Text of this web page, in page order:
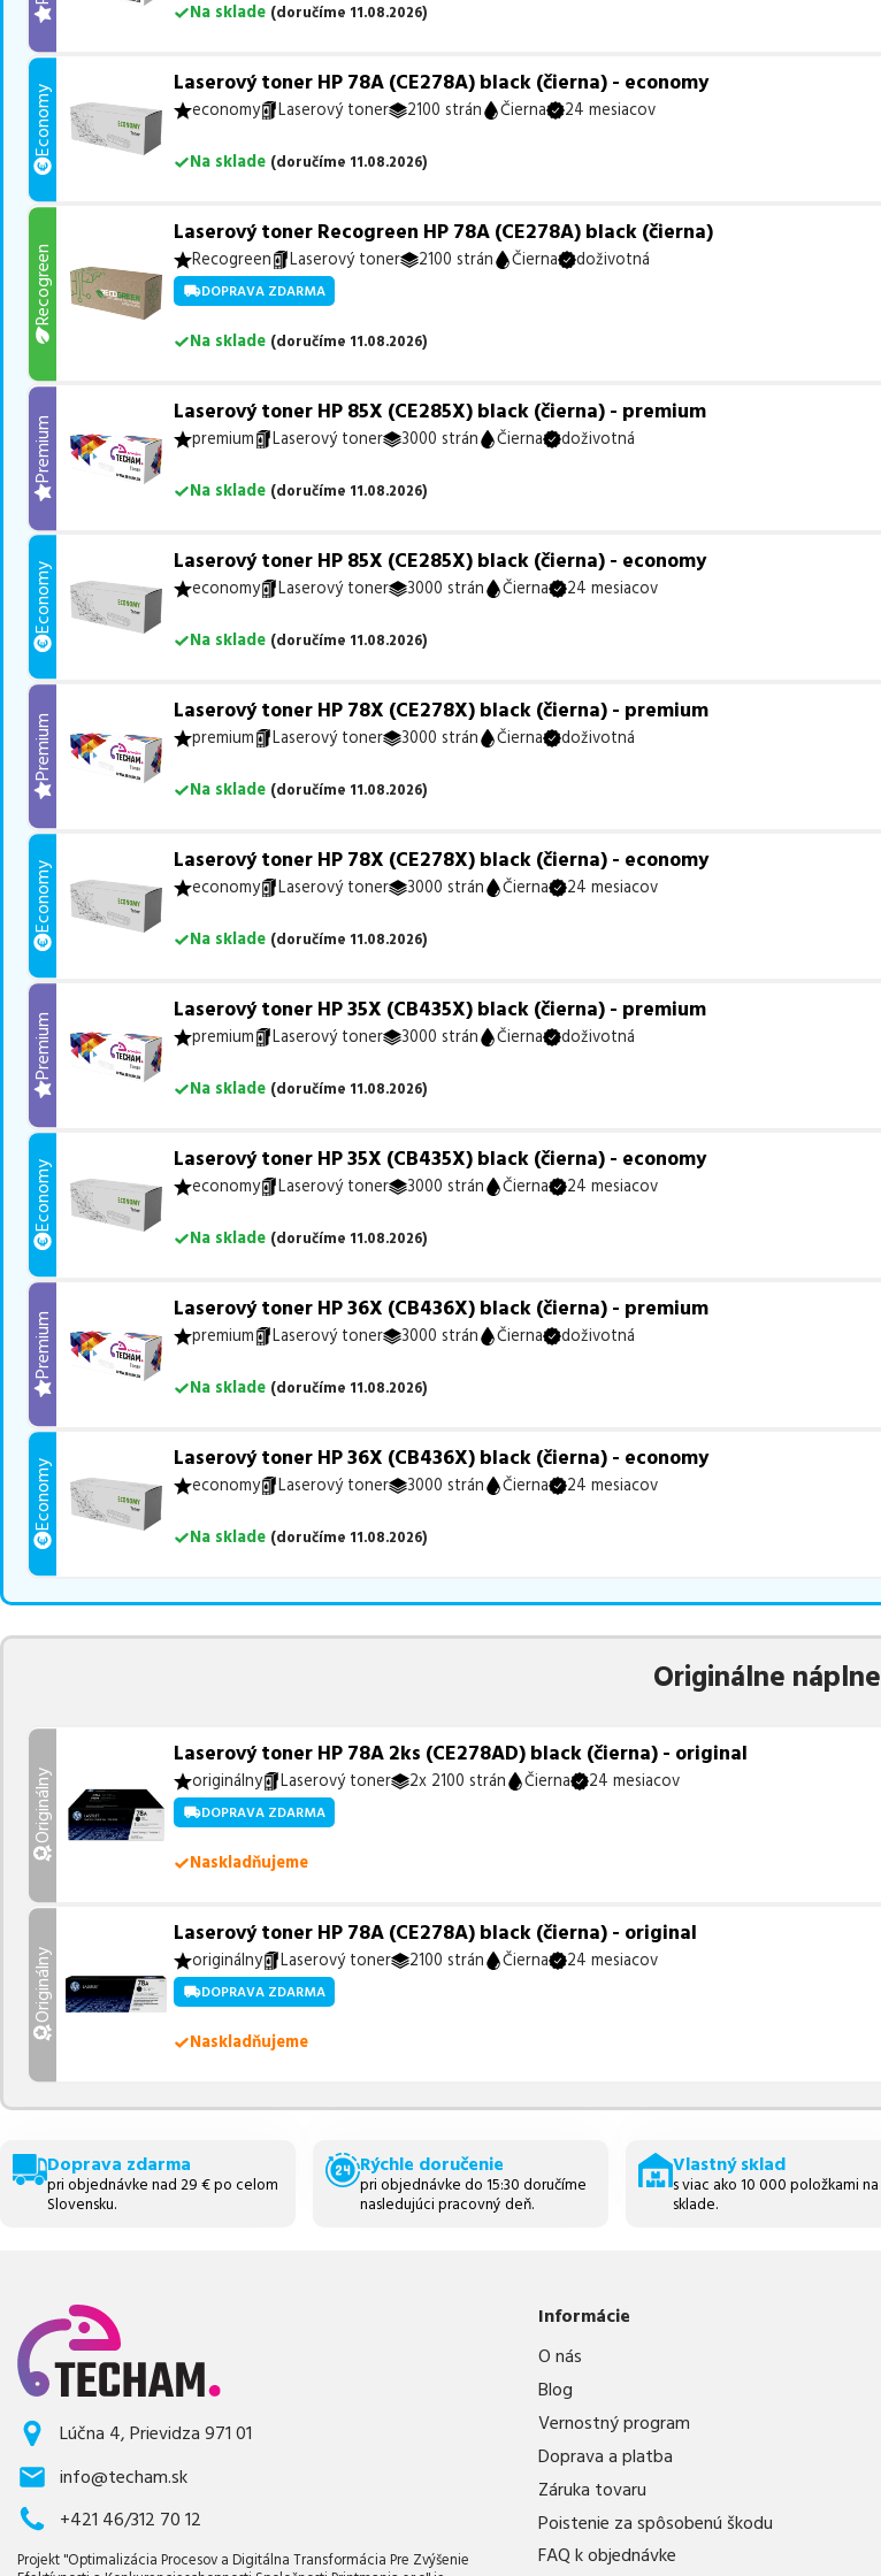
Na sklade (doručíme 11.08.2026)
Economy
Laserový toner HP 78A (CE278A) black (čierna) - economy
economy Laserový toner 2100 strán Čierna 24 mesiacov
Na sklade (doručíme 11.08.2026)
Recogreen
Laserový toner Recogreen HP 78A (CE278A) black (čierna)
Recogreen Laserový toner 2100 strán Čierna doživotná
DOPRAVA ZDARMA
Na sklade (doručíme 11.08.2026)
Premium
Laserový toner HP 85X (CE285X) black (čierna) - premium
premium Laserový toner 3000 strán Čierna doživotná
Na sklade (doručíme 11.08.2026)
Economy
Laserový toner HP 85X (CE285X) black (čierna) - economy
economy Laserový toner 3000 strán Čierna 24 mesiacov
Na sklade (doručíme 11.08.2026)
Premium
Laserový toner HP 78X (CE278X) black (čierna) - premium
premium Laserový toner 3000 strán Čierna doživotná
Na sklade (doručíme 11.08.2026)
Economy
Laserový toner HP 78X (CE278X) black (čierna) - economy
economy Laserový toner 3000 strán Čierna 24 mesiacov
Na sklade (doručíme 11.08.2026)
Premium
Laserový toner HP 35X (CB435X) black (čierna) - premium
premium Laserový toner 3000 strán Čierna doživotná
Na sklade (doručíme 11.08.2026)
Economy
Laserový toner HP 35X (CB435X) black (čierna) - economy
economy Laserový toner 3000 strán Čierna 24 mesiacov
Na sklade (doručíme 11.08.2026)
Premium
Laserový toner HP 36X (CB436X) black (čierna) - premium
premium Laserový toner 3000 strán Čierna doživotná
Na sklade (doručíme 11.08.2026)
Economy
Laserový toner HP 36X (CB436X) black (čierna) - economy
economy Laserový toner 3000 strán Čierna 24 mesiacov
Na sklade (doručíme 11.08.2026)
Originálne náplne
Originálny
Laserový toner HP 78A 2ks (CE278AD) black (čierna) - original
originálny Laserový toner 2x 2100 strán Čierna 24 mesiacov
DOPRAVA ZDARMA
Naskladňujeme
Originálny
Laserový toner HP 78A (CE278A) black (čierna) - original
originálny Laserový toner 2100 strán Čierna 24 mesiacov
DOPRAVA ZDARMA
Naskladňujeme
Doprava zdarma
pri objednávke nad 29 € po celom
Slovensku.
Rýchle doručenie
pri objednávke do 15:30 doručíme
nasledujúci pracovný deň.
Vlastný sklad
s viac ako 10 000 položkami na
sklade.
Lúčna 4, Prievidza 971 01
info@techam.sk
+421 46/312 70 12
Projekt "Optimalizácia Procesov a Digitálna Transformácia Pre Zvýšenie
Informácie
O nás
Blog
Vernostný program
Doprava a platba
Záruka tovaru
Poistenie za spôsobenú škodu
FAQ k objednávke